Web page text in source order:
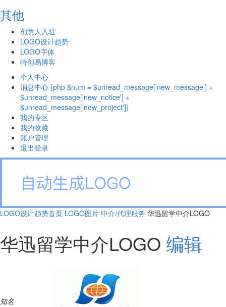
其他
创意人入驻
LOGO设计趋势
LOGO字体
特创易博客
个人中心
消息中心 {php $num = $unread_message['new_message'] +
$unread_message['new_notice'] +
$unread_message['new_project']}
我的专区
我的收藏
账户管理
退出登录
LOGO设计趋势首页 LOGO图片 中介/代理服务 华迅留学中介LOGO
华迅留学中介LOGO 编辑
知名